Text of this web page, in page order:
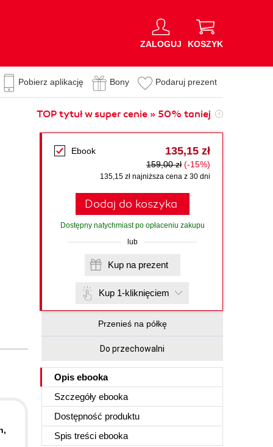
ZALOGUJ KOSZYK
Pobierz aplikację Bony Podaruj prezent
TOP tytuł w super cenie » 50% taniej
Ebook 135,15 zł
159,00 zł (-15%)
135,15 zł najniższa cena z 30 dni
Dodaj do koszyka
Dostępny natychmiast po opłaceniu zakupu
lub
Kup na prezent
Kup 1-kliknięciem
Przenieś na półkę
Do przechowalni
Opis ebooka
Szczegóły ebooka
Dostępność produktu
Spis treści ebooka